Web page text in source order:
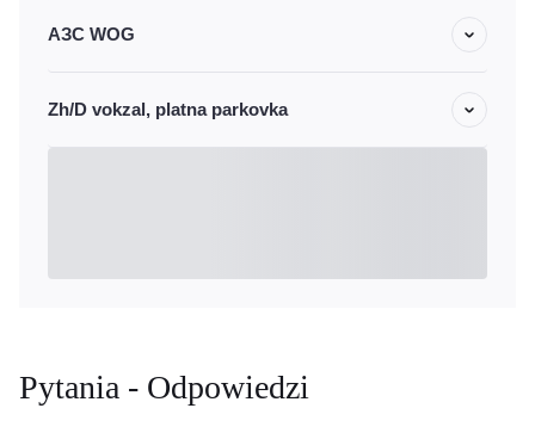
АЗС WOG
Zh/D vokzal, platna parkovka
Pytania - Odpowiedzi